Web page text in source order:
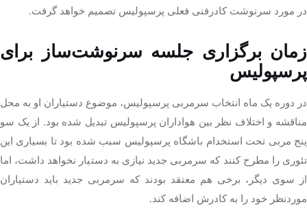
در مورد سرنوشت کادرفنی فعلی پرسپولیس تصمیم خواهد گرفت.
زمان برگزاری جلسه سرنوشت‌ساز برای
پرسپولیس
در دوره یک ماه انتخاب سرمربی پرسپولیس، موضوع دستیاران او به محل
مناقشه و اختلاف نظر بین هواداران پرسپولیس تبدیل شده بود. از یک سو
پنج مربی تحت استخدام باشگاه پرسپولیس سبب شده بود تا بسیاری این
تئوری را مطرح کنند که سرمربی جدید نیازی به دستیار نخواهد داشت، اما
از سوی دیگر، برخی هم معتقد بودند که سرمربی جدید باید دستیاران
موردنظر خود را به کادرش اضافه کند.